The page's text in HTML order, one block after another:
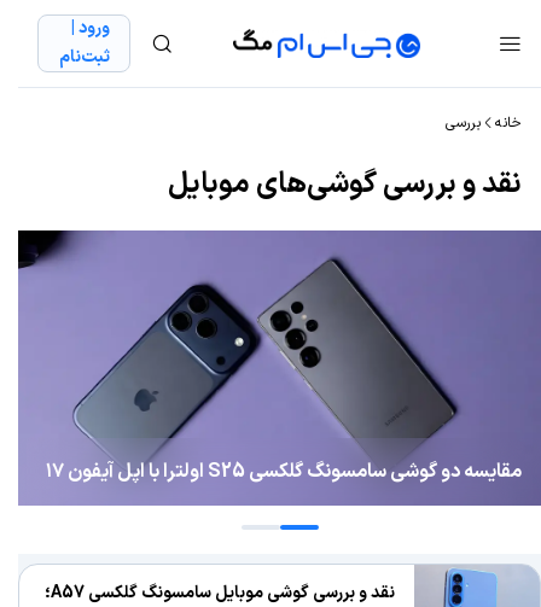
ورود |
ثبت‌نام
خانه بررسی
نقد و بررسی گوشی‌های موبایل
مقایسه دو گوشی سامسونگ گلکسی S25 اولترا با اپل آیفون ۱۷
پرو؛ نبرد برترین‌ها
نقد و بررسی گوشی موبایل سامسونگ گلکسی A57؛